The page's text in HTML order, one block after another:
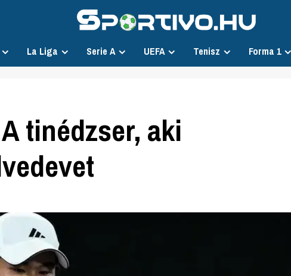
La Liga Serie A UEFA Tenisz Forma 1
tinédzser, aki